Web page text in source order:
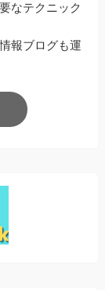
なテクニック
報ブログも運